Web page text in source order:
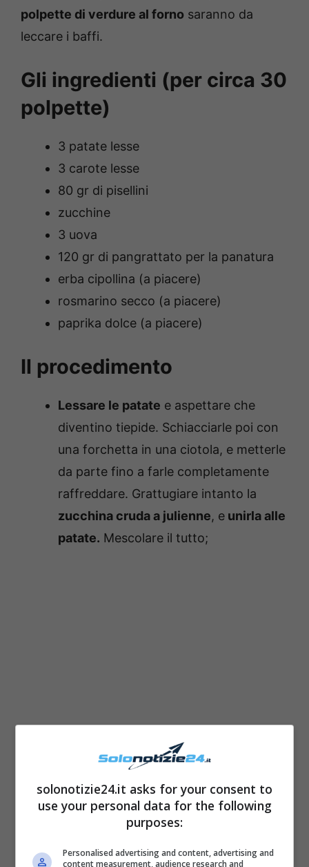
polpette di verdure al forno saranno da
leccare i baffi.
Gli ingredienti (per circa 30
polpette)
3 patate lesse
3 carote lesse
80 gr di pisellini
zucchine
3 uova
120 gr di pangrattato per la panatura
erba cipollina (a piacere)
rosmarino secco (a piacere)
paprika dolce (a piacere)
Il procedimento
Lessare le patate e aspettare che
diventino tiepide. Schiacciarle poi con
una forchetta in una ciotola, e metterle
da parte fino a farle completamente
raffreddare. Grattugiare intanto la
zucchina cruda a julienne, e unirla alle
patate. Mescolare il tutto;
solonotizie24.it asks for your consent to
use your personal data for the following
purposes:
Personalised advertising and content, advertising and
content measurement, audience research and